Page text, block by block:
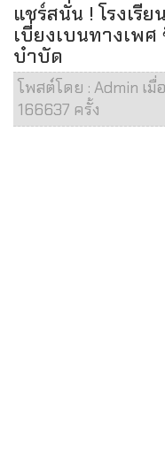
แชร์สนั่น ! โรงเรี
เบี่ยงเบนทางเพ
บำบัด
โพสต์โดย : Admin เมื่
166637 ครั้ง